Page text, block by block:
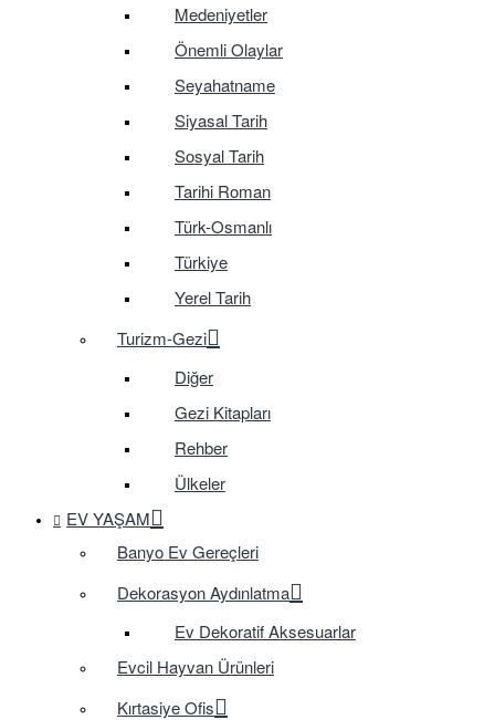
Medeniyetler
Önemli Olaylar
Seyahatname
Siyasal Tarih
Sosyal Tarih
Tarihi Roman
Türk-Osmanlı
Türkiye
Yerel Tarih
Turizm-Gezi
Diğer
Gezi Kitapları
Rehber
Ülkeler
EV YAŞAM
Banyo Ev Gereçleri
Dekorasyon Aydınlatma
Ev Dekoratif Aksesuarlar
Evcil Hayvan Ürünleri
Kırtasiye Ofis